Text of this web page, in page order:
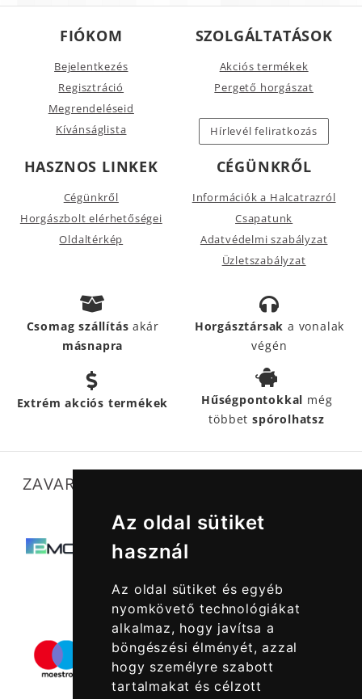
Az oldal sütiket
használ
Az oldal sütiket és egyéb
nyomkövető technológiákat
alkalmaz, hogy javítsa a
böngészési élményét, azzal
hogy személyre szabott
tartalmakat és célzott
FIÓKOM
Bejelentkezés
Regisztráció
Megrendeléseid
Kívánságlista
SZOLGÁLTATÁSOK
Akciós termékek
Pergető horgászat
Hírlevél feliratkozás
HASZNOS LINKEK
Cégünkről
Horgászbolt elérhetőségei
Oldaltérkép
CÉGÜNKRŐL
Információk a Halcatrazról
Csapatunk
Adatvédelmi szabályzat
Üzletszabályzat
Csomag szállításakár
másnapra
Horgásztársak a vonalak
végén
Extrém akciós termékek Hűségpontokkal még
többetspórolhatsz
ZAVARTALAN MŰKÖDÉSÜNKET SEGÍTIK